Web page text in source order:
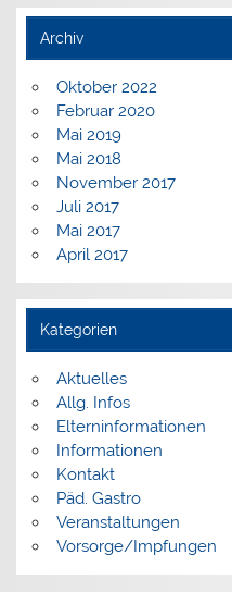
Archiv
Oktober 2022
Februar 2020
Mai 2019
Mai 2018
November 2017
Juli 2017
Mai 2017
April 2017
Kategorien
Aktuelles
Allg. Infos
Elterninformationen
Informationen
Kontakt
Päd. Gastro
Veranstaltungen
Vorsorge/Impfungen